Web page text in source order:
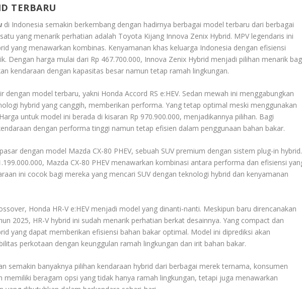
TERBARU
di Indonesia semakin berkembang dengan hadirnya berbagai model terbaru dari berbagai
yang menarik perhatian adalah Toyota Kijang Innova Zenix Hybrid. MPV legendaris ini
yang menawarkan kombinas. Kenyamanan khas keluarga Indonesia dengan efisiensi
Dengan harga mulai dari Rp 467.700.000, Innova Zenix Hybrid menjadi pilihan menarik
kendaraan dengan kapasitas besar namun tetap ramah lingkungan.
dengan model terbaru, yakni Honda Accord RS e:HEV. Sedan mewah ini menggabungkan
hybrid yang canggih, memberikan performa. Yang tetap optimal meski menggunakan
untuk model ini berada di kisaran Rp 970.900.000, menjadikannya pilihan. Bagi
dengan performa tinggi namun tetap efisien dalam penggunaan bahan bakar.
dengan model Mazda CX-80 PHEV, sebuah SUV premium dengan sistem plug-in hybrid.
Mazda CX-80 PHEV menawarkan kombinasi antara performa dan efisiensi
ini cocok bagi mereka yang mencari SUV dengan teknologi hybrid dan kenyamanan
Honda HR-V e:HEV menjadi model yang dinanti-nanti. Meskipun baru direncanakan
2025, HR-V hybrid ini sudah menarik perhatian berkat desainnya. Yang compact dan
yang dapat memberikan efisiensi bahan bakar optimal. Model ini diprediksi akan
perkotaan dengan keunggulan ramah lingkungan dan irit bahan bakar.
semakin banyaknya pilihan kendaraan hybrid dari berbagai merek ternama, konsumen
memiliki beragam opsi yang tidak hanya ramah lingkungan, tetapi juga menawarkan